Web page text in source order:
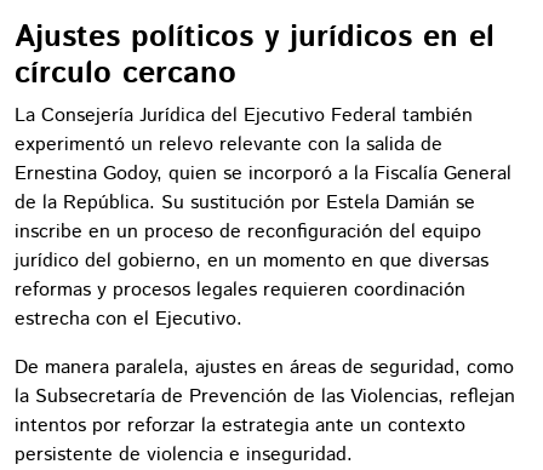
Ajustes políticos y jurídicos en el
círculo cercano
La Consejería Jurídica del Ejecutivo Federal también
experimentó un relevo relevante con la salida de
Ernestina Godoy, quien se incorporó a la Fiscalía General
de la República. Su sustitución por Estela Damián se
inscribe en un proceso de reconfiguración del equipo
jurídico del gobierno, en un momento en que diversas
reformas y procesos legales requieren coordinación
estrecha con el Ejecutivo.
De manera paralela, ajustes en áreas de seguridad, como
la Subsecretaría de Prevención de las Violencias, reflejan
intentos por reforzar la estrategia ante un contexto
persistente de violencia e inseguridad.